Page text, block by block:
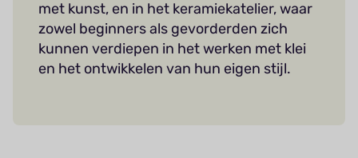
met kunst, en in het keramiekatelier, waar
zowel beginners als gevorderden zich
kunnen verdiepen in het werken met klei
en het ontwikkelen van hun eigen stijl.